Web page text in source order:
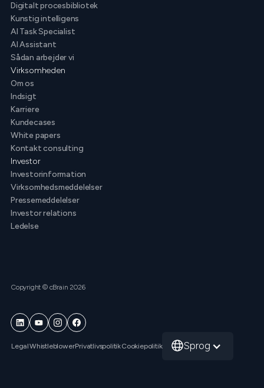
Digitalt procesbibliotek
Kunstig intelligens
AI Task Specialist
AI Assistant
Sådan arbejder vi
Virksomheden
Om os
Indsigt
Karriere
Kundecases
White papers
Kontakt consulting
Investor
Investorinformation
Virksomhedsmeddelelser
Pressemeddelelser
Investor relations
Ledelse
Copyright © cBrain 2026
LegalWhistleblowerPrivatlivspolitikCookiepolitik Sprog